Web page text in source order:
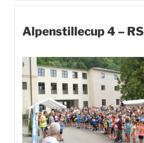
Alpenstillecup 4 – RS